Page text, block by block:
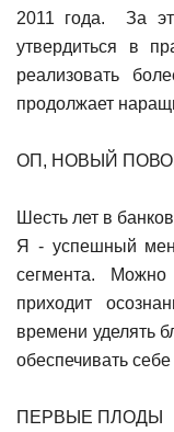
2011 года. За
утвердиться в
реализовать
продолжает
ОП, НОВЫЙ
Шесть лет в
Я - успешный
сегмента.
приходит
времени уделять
обеспечивать
ПЕРВЫЕ ПЛОДЫ